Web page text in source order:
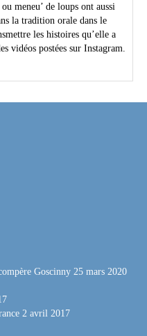
meneu’ de loups ont aussi
la tradition orale dans le
les histoires qu’elle a
vidéos postées sur Instagram.
Goscinny 25 mars 2020
2 avril 2017